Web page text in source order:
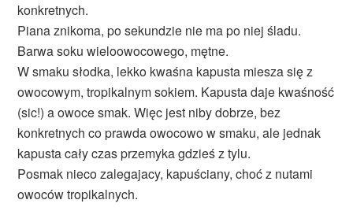
konkretnych.
Piana znikoma, po sekundzie nie ma po niej śladu.
Barwa soku wieloowocowego, mętne.
W smaku słodka, lekko kwaśna kapusta miesza się z
owocowym, tropikalnym sokiem. Kapusta daje kwaśność
(sic!) a owoce smak. Więc jest niby dobrze, bez
konkretnych co prawda owocowo w smaku, ale jednak
kapusta cały czas przemyka gdzieś z tylu.
Posmak nieco zalegajacy, kapuściany, choć z nutami
owoców tropikalnych.